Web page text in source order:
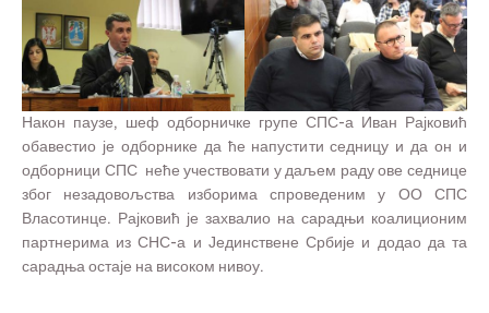
Након паузе, шеф одборничке групе СПС-а Иван Рајковић
обавестио је одборнике да ће напустити седницу и да он и
одборници СПС неће учествовати у даљем раду ове седнице
због незадовољства изборима спроведеним у ОО СПС
Власотинце. Рајковић је захвалио на сарадњи коалиционим
партнерима из СНС-а и Јединствене Србије и додао да та
сарадња остаје на високом нивоу.